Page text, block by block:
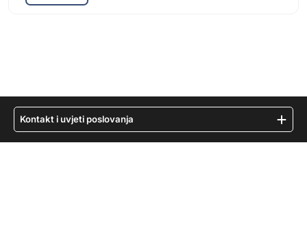
Kontakt i uvjeti poslovanja